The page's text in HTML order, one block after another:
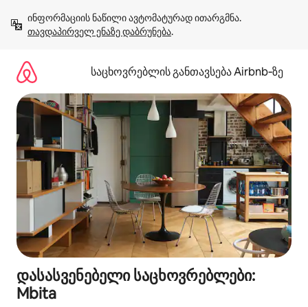
გადასვლა
თავდაპირველ ენაზე დაბრუნება.
საცხოვრებლის განთავსება Airbnb‑ზე
დასასვენებელი საცხოვრებლები:
Mbita